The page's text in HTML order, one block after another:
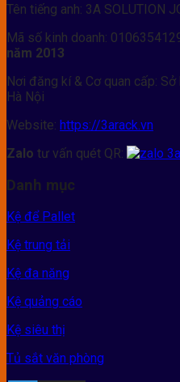
Tên tiếng anh: 3A SOLUTION
Mã số kinh doanh:
năm 2013
Nơi đăng kí & Cơ quan cấp:
Hà Nội
Website: https://3arack.vn
Zalo tư vấn quét QR:
Danh mục
Kệ để Pallet
Kệ trung tải
Kệ đa năng
Kệ quảng cáo
Kệ siêu thị
Tủ sắt văn phòng